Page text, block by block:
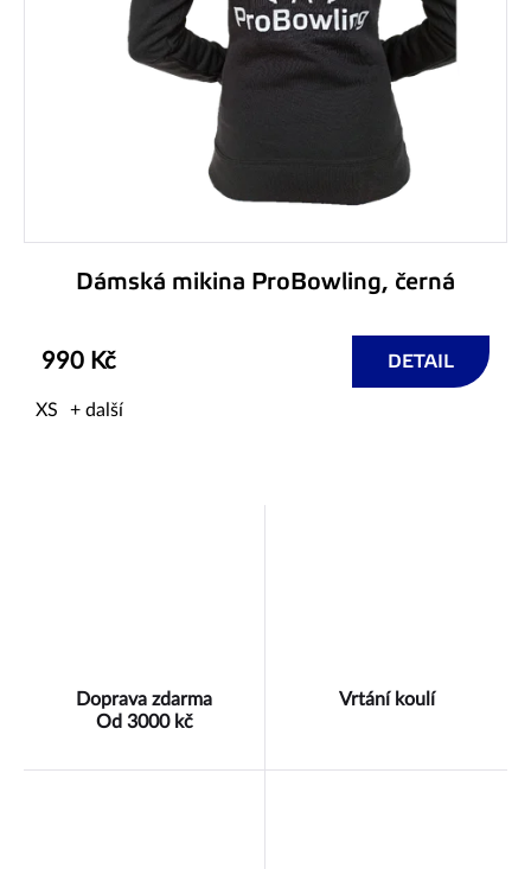
Dámská mikina ProBowling, černá
990 Kč DETAIL
XS + další
Doprava zdarma
Od 3000 kč
Vrtání koulí